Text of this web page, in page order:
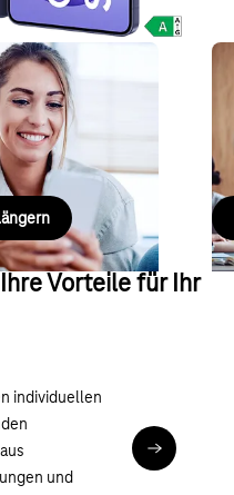
sichern Sie sich ein
Vorteile für Ihr
individuellen
und
Zu den